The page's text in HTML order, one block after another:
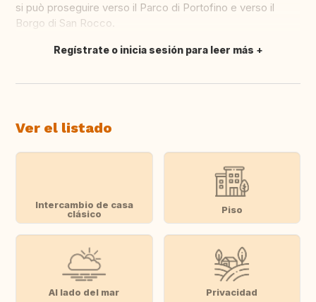
si può proseguire verso il Parco di Portofino e verso il
Borgo di San Rocco.
Traducir
Regístrate o inicia sesión para leer más
Ver el listado
Intercambio de casa
clásico
Piso
Al lado del mar Privacidad